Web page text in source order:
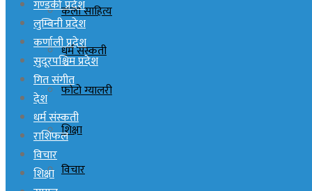
कला साहित्य
धर्म संस्कती
फोटो ग्यालरी
शिक्षा
विचार
गण्डकी प्रदेश
लुम्बिनी प्रदेश
कर्णाली प्रदेश
सुदूरपश्चिम प्रदेश
गित संगीत
देश
धर्म संस्कती
राशिफल
विचार
शिक्षा